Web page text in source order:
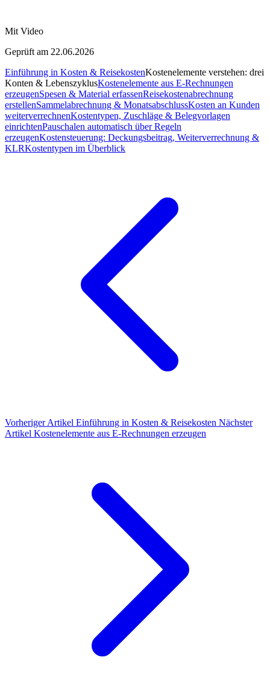
Mit Video
Geprüft am 22.06.2026
Einführung in Kosten & ReisekostenKostenelemente verstehen: drei
Konten & LebenszyklusKostenelemente aus E-Rechnungen
erzeugenSpesen & Material erfassenReisekostenabrechnung
erstellenSammelabrechnung & MonatsabschlussKosten an Kunden
weiterverrechnenKostentypen, Zuschläge & Belegvorlagen
einrichtenPauschalen automatisch über Regeln
erzeugenKostensteuerung: Deckungsbeitrag, Weiterverrechnung &
KLRKostentypen im Überblick
Vorheriger Artikel Einführung in Kosten & Reisekosten Nächster
Artikel Kostenelemente aus E-Rechnungen erzeugen